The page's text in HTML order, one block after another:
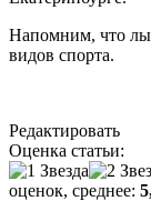
Напомним, что
видов спорта.
Редактировать
Оценка статьи:
оценок, среднее: